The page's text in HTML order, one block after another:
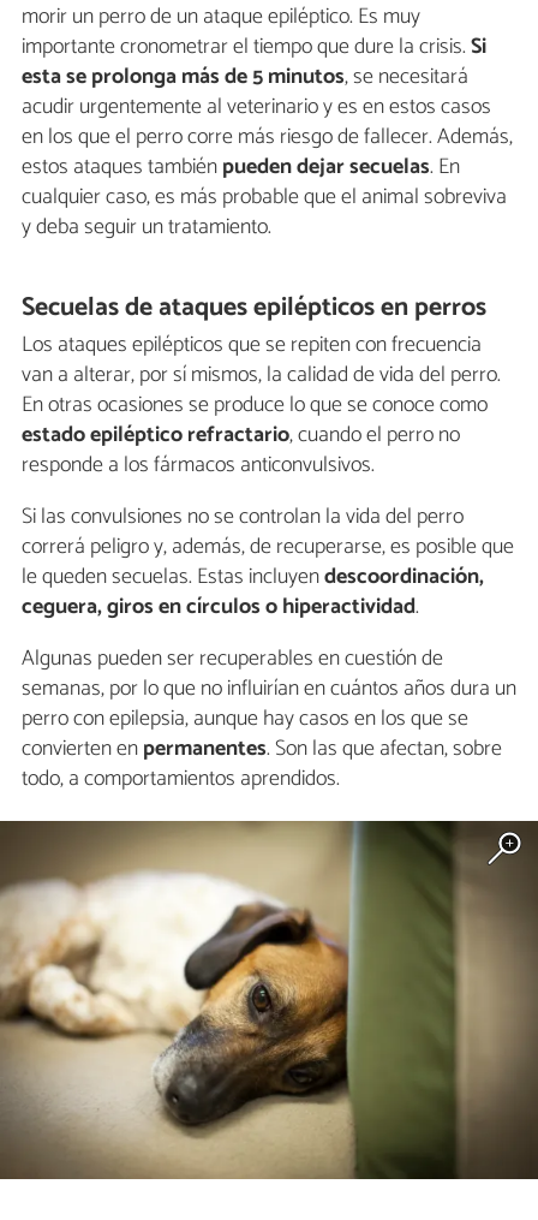
morir un perro de un ataque epiléptico. Es muy
importante cronometrar el tiempo que dure la crisis.Si
esta se prolonga más de 5 minutos, se necesitará
acudir urgentemente al veterinario y es en estos casos
en los que el perro corre más riesgo de fallecer. Además,
estos ataques tambiénpueden dejar secuelas. En
cualquier caso, es más probable que el animal sobreviva
y deba seguir un tratamiento.
Secuelas de ataques epilépticos en perros
Los ataques epilépticos que se repiten con frecuencia
van a alterar, por sí mismos, la calidad de vida del perro.
En otras ocasiones se produce lo que se conoce como
estado epiléptico refractario, cuando el perro no
responde a los fármacos anticonvulsivos.
Si las convulsiones no se controlan la vida del perro
correrá peligro y, además, de recuperarse, es posible que
le queden secuelas. Estas incluyendescoordinación,
ceguera, giros en círculos o hiperactividad.
Algunas pueden ser recuperables en cuestión de
semanas, por lo que no influirían en cuántos años dura un
perro con epilepsia, aunque hay casos en los que se
convierten enpermanentes. Son las que afectan, sobre
todo, a comportamientos aprendidos.